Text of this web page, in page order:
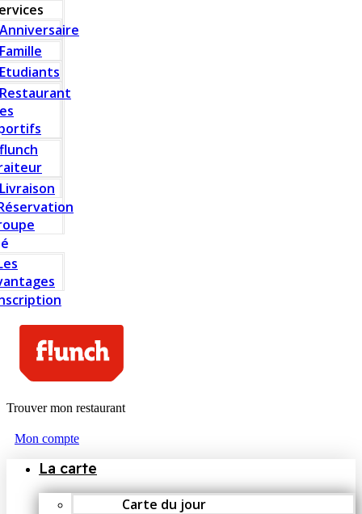
Anniversaire
Famille
Etudiants
Restaurant
flunch
Livraison
Trouver mon restaurant
Mon compte
La carte
Carte du jour